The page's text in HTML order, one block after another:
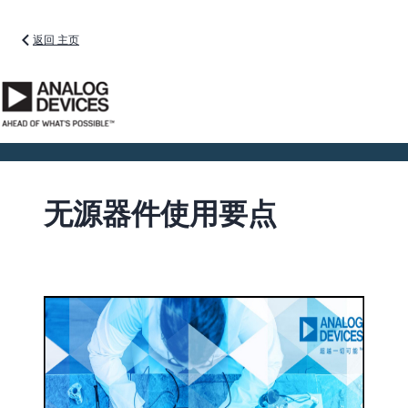
返回 主页
无源器件使用要点